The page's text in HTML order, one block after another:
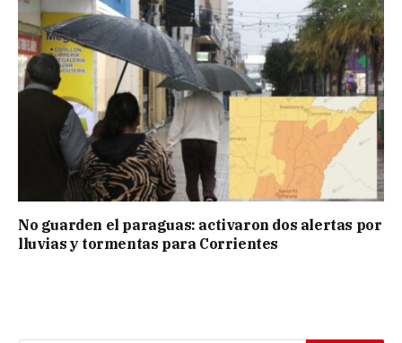
No guarden el paraguas: activaron dos alertas por
lluvias y tormentas para Corrientes